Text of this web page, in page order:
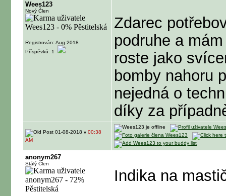
Wees123
Nový Člen
Registrován: Aug 2018
Příspěvků: 1
Zdarec
podruhe a
roste jako
bomby nahoru
nejedná o
díky za
01-08-2018 v 00:38
AM
anonym267
Stálý Člen
Indika na